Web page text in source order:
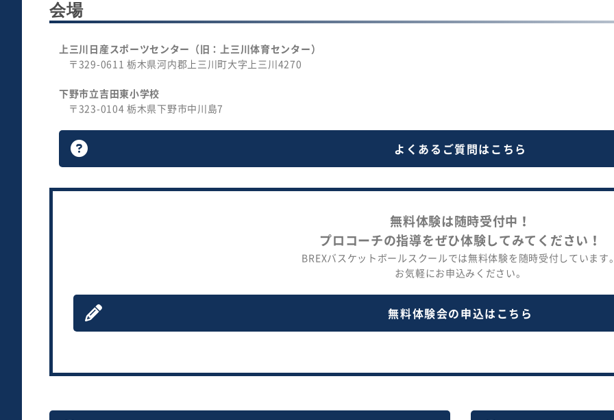
会場
上三川日産スポーツセンター（旧：上三川体育センター）
〒329-0611 栃木県河内郡上三川町大字上三川4270
下野市立吉田東小学校
〒323-0104 栃木県下野市中川島7
よくあるご質問はこちら
無料体験は随時受付中！
プロコーチの指導をぜひ体験してみてください！
BREXバスケットボールスクールでは無料体験を随時受付しています。
お気軽にお申込みください。
無料体験会の申込はこちら